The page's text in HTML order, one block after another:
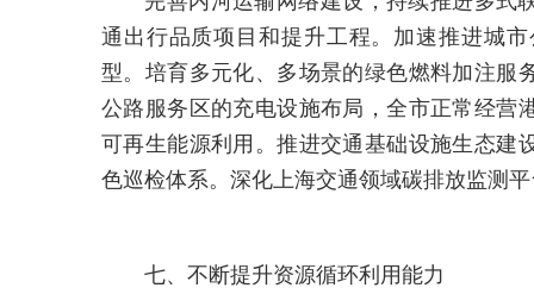
通出行品质项目和提升工程。加速推进城
型。培育多元化、多场景的绿色燃料加注服
公路服务区的充电设施布局，全市正常经营
可再生能源利用。推进交通基础设施生态建
色巡检体系。深化上海交通领域碳排放监测
七、不断提升资源循环利用能力